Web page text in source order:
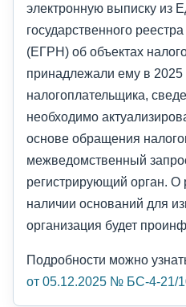
электронную выписку из
государственного
(ЕГРН) об объектах
принадлежали ему в
налогоплательщика,
необходимо
основе обращения
межведомственный
регистрирующий орган. О
наличии оснований для
организация будет
Подробности можно
от 05.12.2025 № БС-4-21/